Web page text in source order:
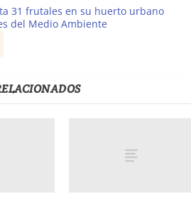
31 frutales en su huerto urbano
del Medio Ambiente